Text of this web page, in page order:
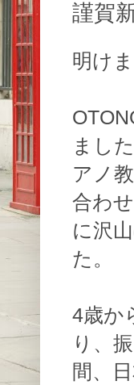
謹賀
明け
まし
アノ
合わ
に沢
た。
4歳か
り、
間、